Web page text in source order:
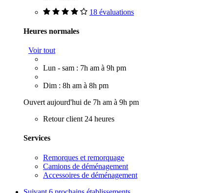
18 évaluations
Heures normales
Voir tout
Lun - sam : 7h am à 9h pm
Dim : 8h am à 8h pm
Ouvert aujourd'hui de 7h am à 9h pm
Retour client 24 heures
Services
Remorques et remorquage
Camions de déménagement
Accessoires de déménagement